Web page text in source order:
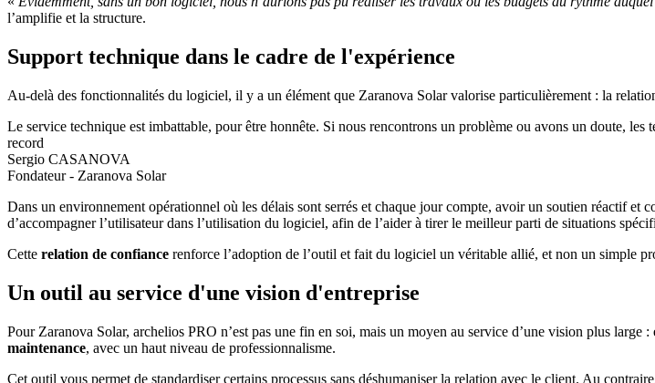
l’amplifie et la structure.
Support technique dans le cadre de l'expérience
Au-delà des fonctionnalités du logiciel, il y a un élément que Zaranova Solar valorise particulièrement : la
Le service technique est imbattable, pour être honnête. Si nous rencontrons un problème ou avons un doute,
record
Sergio CASANOVA
Fondateur - Zaranova Solar
Dans un environnement opérationnel où les délais sont serrés et chaque jour compte, avoir un soutien réactif et
d’accompagner l’utilisateur dans l’utilisation du logiciel, afin de l’aider à tirer le meilleur parti de situations
Cette relation de confiance renforce l’adoption de l’outil et fait du logiciel un véritable allié, et non un simple
Un outil au service d'une vision d'entreprise
Pour Zaranova Solar, archelios PRO n’est pas une fin en soi, mais un moyen au service d’une vision plus large :
maintenance, avec un haut niveau de professionnalisme.
Cet outil vous permet de standardiser certains processus sans déshumaniser la relation avec le client. Au